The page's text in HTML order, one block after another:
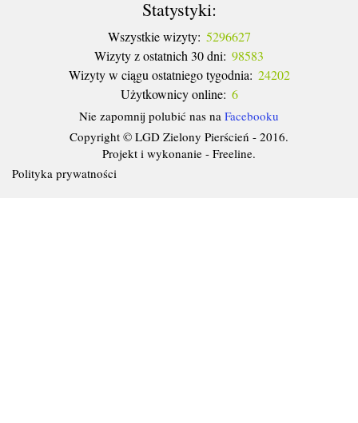
Statystyki:
Wszystkie wizyty: 5296627
Wizyty z ostatnich 30 dni: 98583
Wizyty w ciągu ostatniego tygodnia: 24202
Użytkownicy online: 6
Nie zapomnij polubić nas na Facebooku
Copyright © LGD Zielony Pierścień - 2016.
Projekt i wykonanie - Freeline.
Polityka prywatności